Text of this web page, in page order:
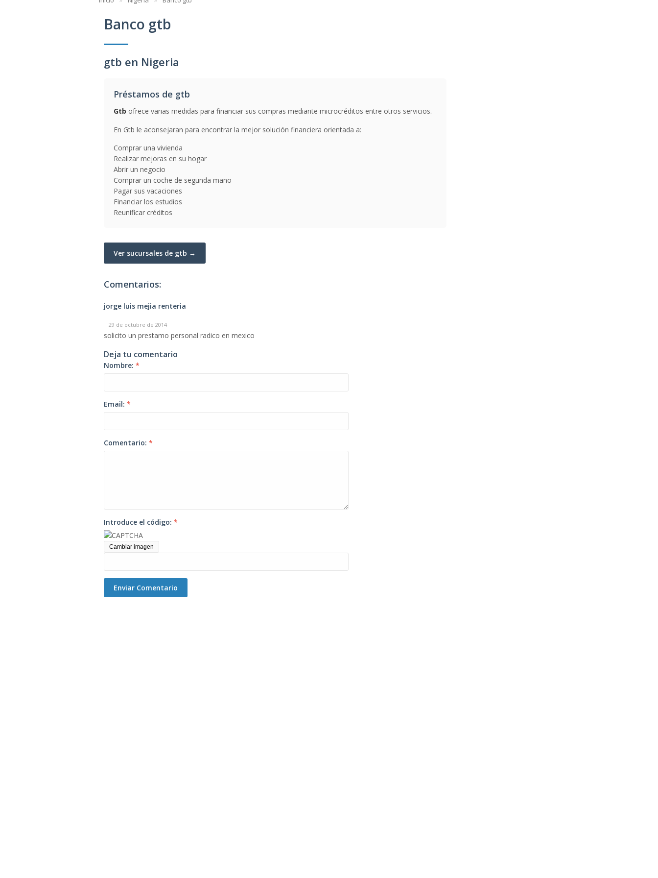
Banco gtb
gtb en Nigeria
Préstamos de gtb
Gtb ofrece varias medidas para financiar sus compras mediante microcréditos entre otros servicios.
En Gtb le aconsejaran para encontrar la mejor solución financiera orientada a:
Comprar una vivienda
Realizar mejoras en su hogar
Abrir un negocio
Comprar un coche de segunda mano
Pagar sus vacaciones
Financiar los estudios
Reunificar créditos
Ver sucursales de gtb →
Comentarios:
jorge luis mejia renteria
29 de octubre de 2014
solicito un prestamo personal radico en mexico
Deja tu comentario
Nombre: *
Email: *
Comentario: *
Introduce el código: *
Cambiar imagen
Enviar Comentario